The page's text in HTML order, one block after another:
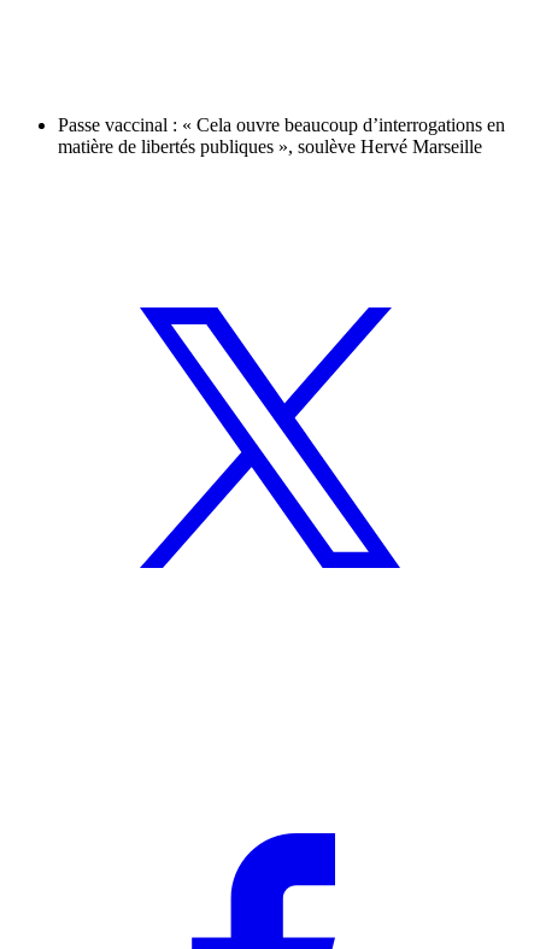
Passe vaccinal : « Cela ouvre beaucoup d’interrogations en
matière de libertés publiques », soulève Hervé Marseille